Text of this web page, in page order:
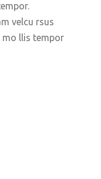
velcu rsus
mo llis tempor